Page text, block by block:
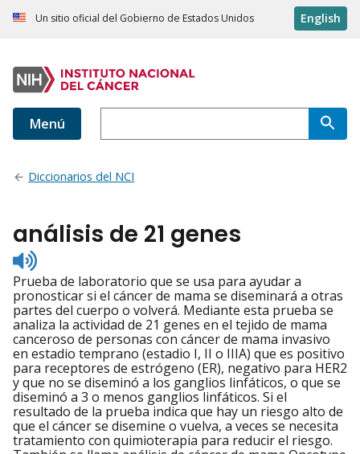
Un sitio oficial del Gobierno de Estados Unidos English
Menú
Diccionarios del NCI
análisis de 21 genes
Listen
to
pronunciation
Prueba de laboratorio que se usa para ayudar a
pronosticar si el cáncer de mama se diseminará a otras
partes del cuerpo o volverá. Mediante esta prueba se
analiza la actividad de 21 genes en el tejido de mama
canceroso de personas con cáncer de mama invasivo
en estadio temprano (estadio I, II o IIIA) que es positivo
para receptores de estrógeno (ER), negativo para HER2
y que no se diseminó a los ganglios linfáticos, o que se
diseminó a 3 o menos ganglios linfáticos. Si el
resultado de la prueba indica que hay un riesgo alto de
que el cáncer se disemine o vuelva, a veces se necesita
tratamiento con quimioterapia para reducir el riesgo.